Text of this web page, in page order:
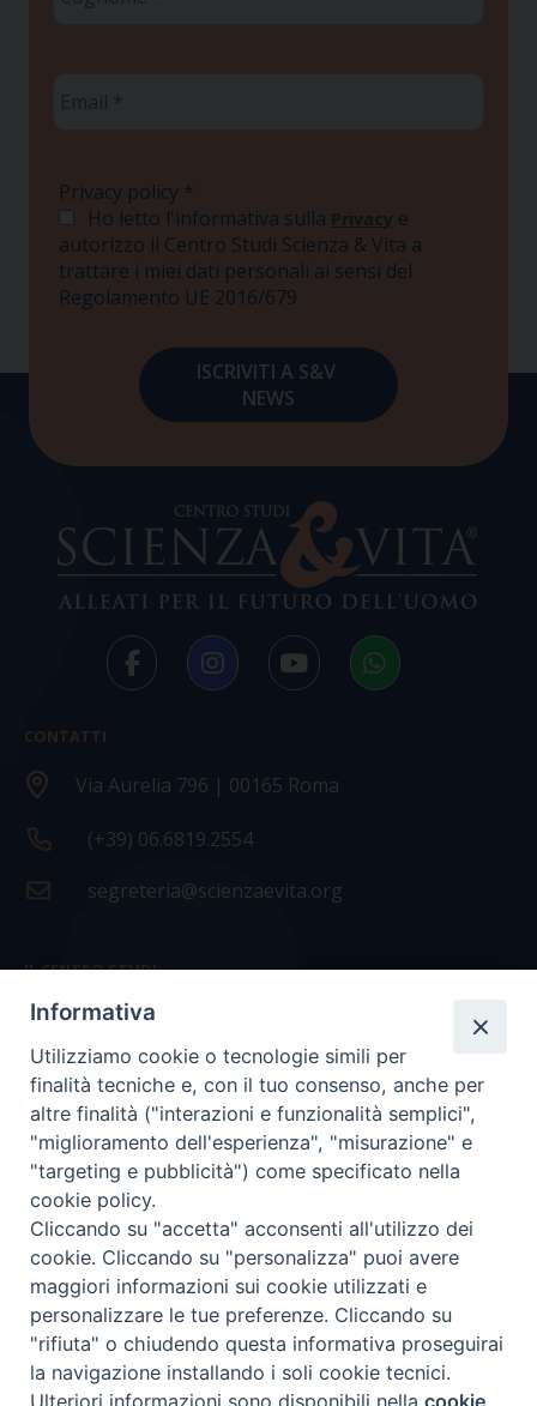
Privacy policy *
Ho letto l'informativa sulla Privacy e
autorizzo il Centro Studi Scienza & Vita a
trattare i miei dati personali ai sensi del
Regolamento UE 2016/679
CONTATTI
Via Aurelia 796 | 00165 Roma
(+39) 06.6819.2554
segreteria@scienzaevita.org
IL CENTRO STUDI
La nostra storia
Statuto
Presidenza e ufficio presidenza
Consiglio scientifico
Coordinamento nazionale
COPYRIGHT Scienza & Vita - C.F96600690588- Tutti i
diritti -Privacy- Credits
Informativa
Utilizziamo cookie o tecnologie simili per
finalità tecniche e, con il tuo consenso, anche per
altre finalità ("interazioni e funzionalità semplici",
"miglioramento dell'esperienza", "misurazione" e
"targeting e pubblicità") come specificato nella
cookie policy.
Cliccando su "accetta" acconsenti all'utilizzo dei
cookie. Cliccando su "personalizza" puoi avere
maggiori informazioni sui cookie utilizzati e
personalizzare le tue preferenze. Cliccando su
"rifiuta" o chiudendo questa informativa proseguirai
la navigazione installando i soli cookie tecnici.